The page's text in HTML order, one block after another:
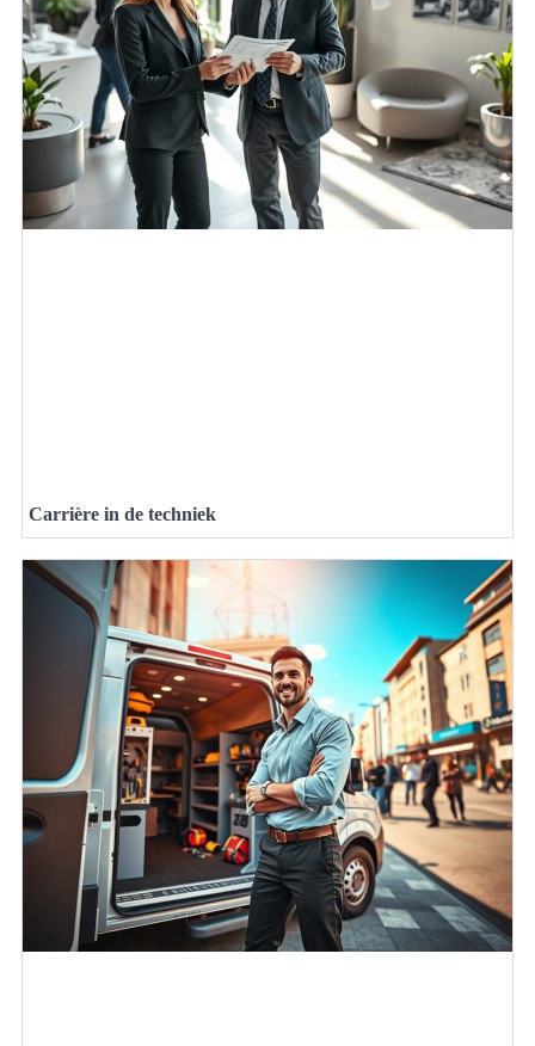
Carrière in de techniek